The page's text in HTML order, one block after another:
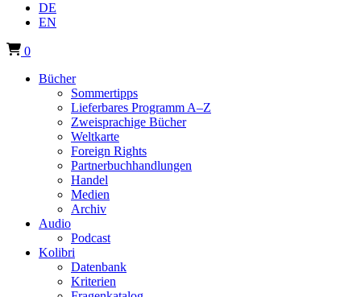
DE
EN
0
Bücher
Sommertipps
Lieferbares Programm A–Z
Zweisprachige Bücher
Weltkarte
Foreign Rights
Partnerbuchhandlungen
Handel
Medien
Archiv
Audio
Podcast
Kolibri
Datenbank
Kriterien